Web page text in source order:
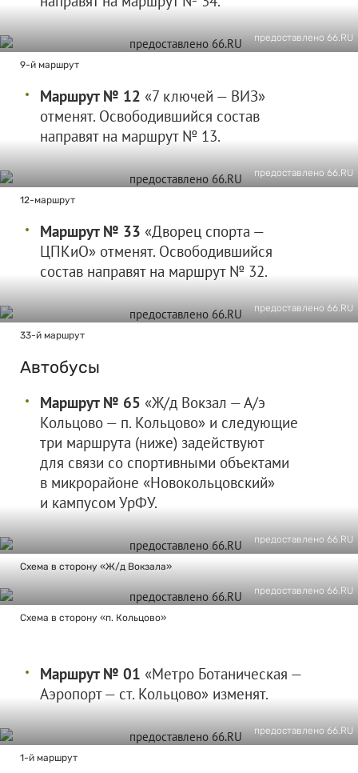
предоставлено 66.RU
9-й маршрут
Маршрут № 12 «7 ключей — ВИЗ»
отменят. Освободившийся состав
направят на маршрут № 13.
предоставлено 66.RU
12-маршрут
Маршрут № 33 «Дворец спорта —
ЦПКиО» отменят. Освободившийся
состав направят на маршрут № 32.
предоставлено 66.RU
33-й маршрут
Автобусы
Маршрут № 65 «Ж/д Вокзал — А/э
Кольцово — п. Кольцово» и следующие
три маршрута (ниже) задействуют
для связи со спортивными объектами
в микрорайоне «Новокольцовский»
и кампусом УрФУ.
предоставлено 66.RU
Схема в сторону «Ж/д Вокзала»
предоставлено 66.RU
Схема в сторону «п. Кольцово»
Маршрут № 01 «Метро Ботаническая —
Аэропорт — ст. Кольцово» изменят.
предоставлено 66.RU
1-й маршрут